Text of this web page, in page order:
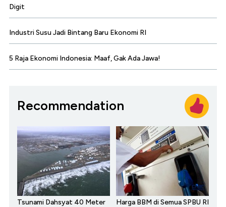
Digit
Industri Susu Jadi Bintang Baru Ekonomi RI
5 Raja Ekonomi Indonesia: Maaf, Gak Ada Jawa!
Recommendation
Tsunami Dahsyat 40 Meter
Harga BBM di Semua SPBU RI